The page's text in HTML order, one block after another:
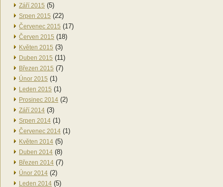
Září 2015 (5)
Srpen 2015 (22)
Červenec 2015 (17)
Červen 2015 (18)
Květen 2015 (3)
Duben 2015 (11)
Březen 2015 (7)
Únor 2015 (1)
Leden 2015 (1)
Prosinec 2014 (2)
Září 2014 (3)
Srpen 2014 (1)
Červenec 2014 (1)
Květen 2014 (5)
Duben 2014 (8)
Březen 2014 (7)
Únor 2014 (2)
Leden 2014 (5)